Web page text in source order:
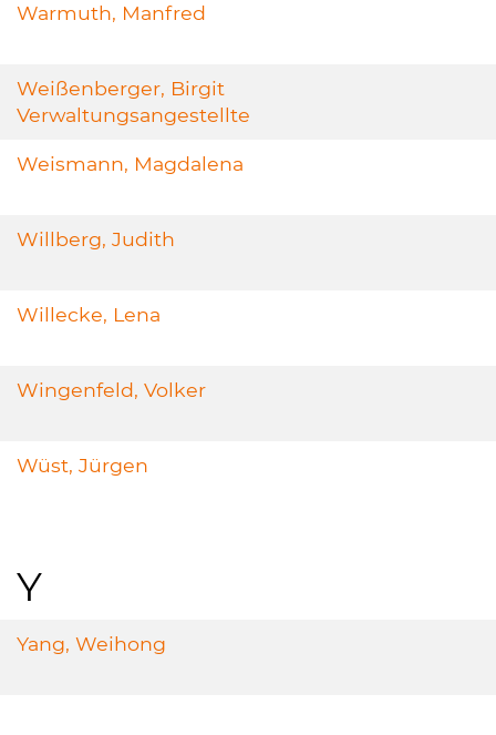
Warmuth, Manfred
Weißenberger, Birgit
Verwaltungsangestellte
Weismann, Magdalena
Willberg, Judith
Willecke, Lena
Wingenfeld, Volker
Wüst, Jürgen
Y
Yang, Weihong